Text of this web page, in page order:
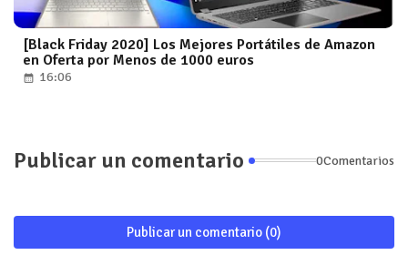
[Black Friday 2020] Los Mejores Portátiles de Amazon
en Oferta por Menos de 1000 euros
16:06
Publicar un comentario 0Comentarios
Publicar un comentario (0)